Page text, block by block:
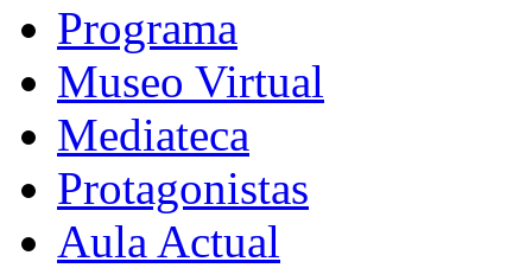
Programa
Museo Virtual
Mediateca
Protagonistas
Aula Actual